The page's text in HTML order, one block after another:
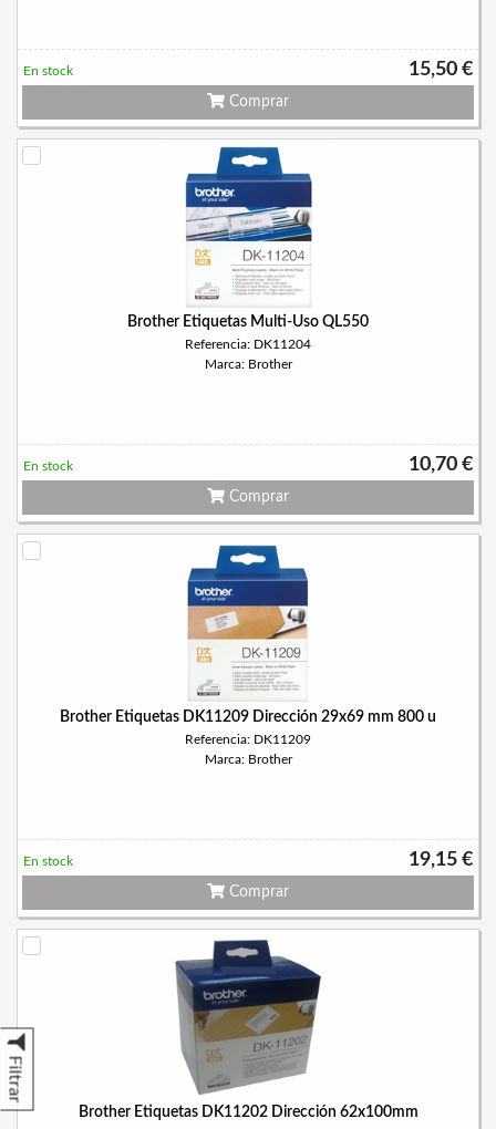
Filtrar
15,50 €
En stock
Comprar
Brother Etiquetas Multi-Uso QL550
Referencia: DK11204
Marca: Brother
10,70 €
En stock
Comprar
Brother Etiquetas DK11209 Dirección 29x69 mm 800 u
Referencia: DK11209
Marca: Brother
19,15 €
En stock
Comprar
Brother Etiquetas DK11202 Dirección 62x100mm